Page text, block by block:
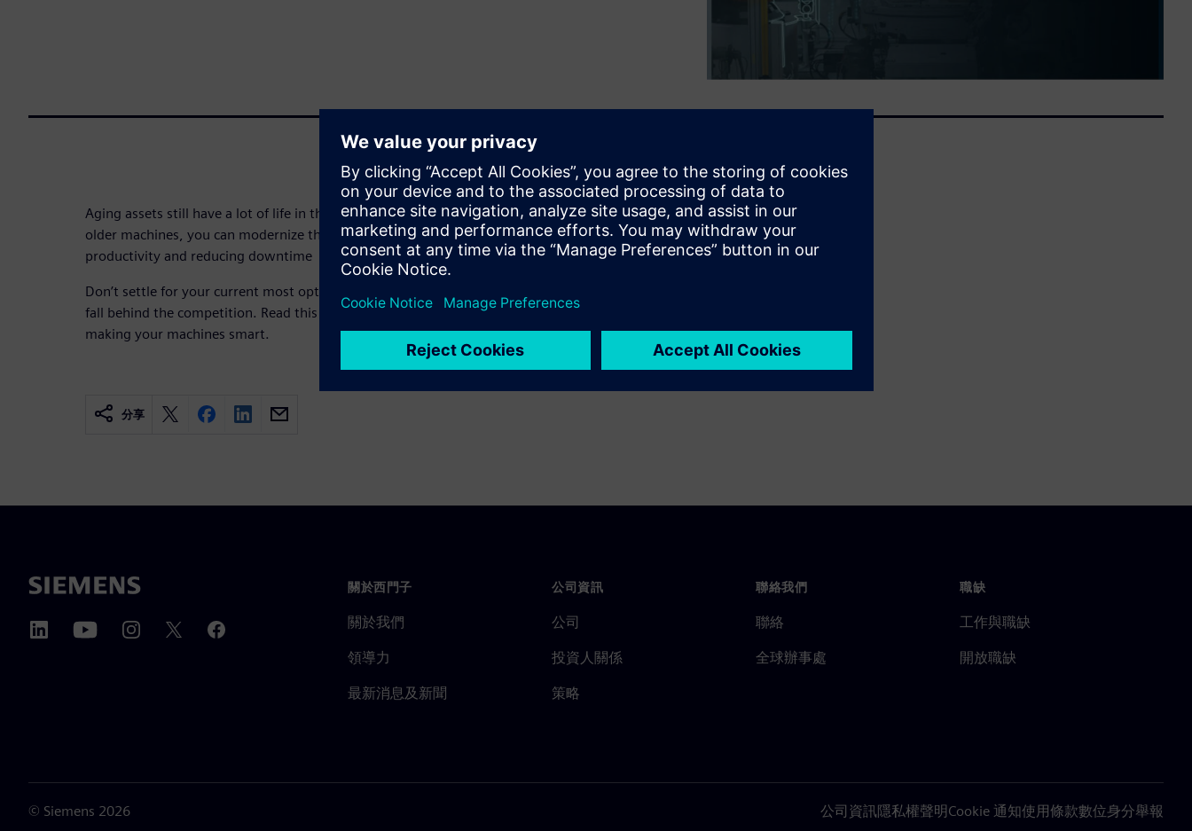
Aging assets still have a lot of life in them. By adding IoT technology to your
older machines, you can modernize the way they work – gaining higher
productivity and reducing downtime
Don’t settle for your current most optimal production rates and let your plant
fall behind the competition. Read this tips sheet and learn how to get started
making your machines smart.
分享
關於西門子
關於我們
領導力
最新消息及新聞
公司資訊
公司
投資人關係
策略
聯絡我們
聯絡
全球辦事處
職缺
工作與職缺
開放職缺
© Siemens 2026 公司資訊隱私權聲明Cookie 通知使用條款數位身分舉報